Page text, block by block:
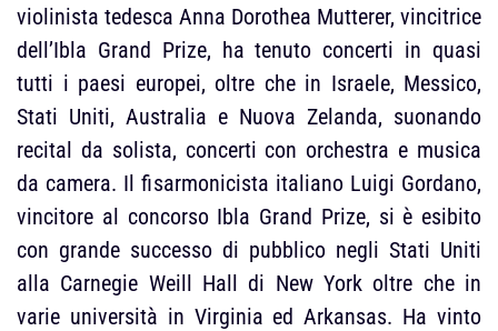
violinista tedesca Anna Dorothea Mutterer, vincitrice
dell’Ibla Grand Prize, ha tenuto concerti in quasi
tutti i paesi europei, oltre che in Israele, Messico,
Stati Uniti, Australia e Nuova Zelanda, suonando
recital da solista, concerti con orchestra e musica
da camera. Il fisarmonicista italiano Luigi Gordano,
vincitore al concorso Ibla Grand Prize, si è esibito
con grande successo di pubblico negli Stati Uniti
alla Carnegie Weill Hall di New York oltre che in
varie università in Virginia ed Arkansas. Ha vinto